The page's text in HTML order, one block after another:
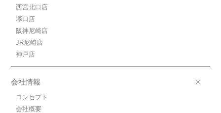
西宮北口店
塚口店
阪神尼崎店
JR尼崎店
神戸店
会社情報
コンセプト
会社概要